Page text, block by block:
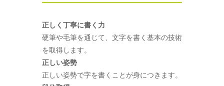
正しく丁寧に書く力
硬筆や毛筆を通じて、文字を書く基本の技術
を取得します。
正しい姿勢
正しい姿勢で字を書くことが身につきます。